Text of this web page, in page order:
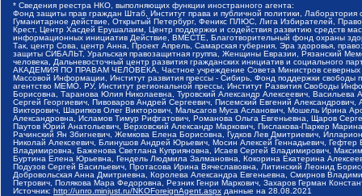
* Сведения реестра НКО, выполняющих функции иностранного агента:
Фонд защиты прав граждан Штаб, Институт права и публичной политики,
Гуманитарное действие, Открытый Петербург, Феникс ПЛЮС, Лига Избирателей,
Крест, Центр Хасдей Ерушалаим, Центр поддержки и содействия развитию средств
информационных инициатив Действие, ВМЕСТЕ, Благотворительный фонд охраны
Так, центр Сова, центр Анна, Проект Апрель, Самарская губерния, Эра здоровья,
защиты СИБАЛЬТ, Уральская правозащитная группа, Женщины Евразии, Рязанский
человека, Дальневосточный центр развития гражданских инициатив и социального
АКАДЕМИЯ ПО ПРАВАМ ЧЕЛОВЕКА, Частное учреждение Совета Министров северных
Массовой Информации, Институт развития прессы - Сибирь, Фонд поддержки
агентство МЕМО. РУ, Институт региональной прессы, Институт Развития Свободы
Борисовна, Таранова Юлия Николаевна, Туровский Александр Алексеевич,
Сергей Георгиевич, Пивоваров Андрей Сергеевич, Писемский Евгений
Викторович, Шарипков Олег Викторович, Мальсагов Муса Асланович, Мошель Ирина
Александровна, Исламов Тимур Рифгатович, Романова Ольга Евгеньевна, Щаров
Паутов Юрий Анатольевич, Верховский Александр Маркович, Пислакова-Паркер
Рачинский Ян Збигневич, Жемкова Елена Борисовна, Гудков Лев Дмитриевич,
Николай Алексеевич, Блинушов Андрей Юрьевич, Мосин Алексей Геннадьевич,
Владимировна, Баженова Светлана Куприяновна, Исаев Сергей Владимирович,
Буртина Елена Юрьевна, Гендель Людмила Залмановна, Кокорина Екатерина
Подузов Сергей Васильевич, Протасова Ирина Вячеславовна, Литинский Леонид
Добровольская Анна Дмитриевна, Королева Александра Евгеньевна, Смирнов
Петрович, Полякова Мара Федоровна, Резник Генри Маркович, Захаров Герман
Источник: http://unro.minjust.ru/NKOForeignAgent.aspx данные на 28.08.2021